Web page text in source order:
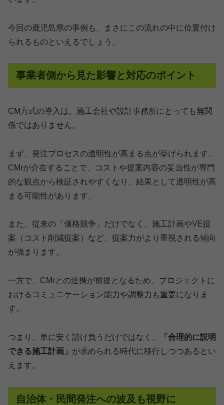
今回の鹿児島県の事例も、まさにこの流れの中に位置付け
られるものといえるでしょう。
事業者側から見た影響と対応のポイント
CM方式の導入は、施工会社や設計事務所にとっても無関
係ではありません。
まず、発注プロセスの透明性が高まる点が挙げられます。
CMrが介在することで、コストや提案内容の妥当性が専門
的な観点から検証されやすくなり、結果として透明性が高
まる可能性があります。
また、従来の「価格競争」だけでなく、施工計画やVE提
案（コスト削減提案）など、提案力がより重視される傾向
が強まります。
一方で、CMrとの連携が前提となるため、プロジェクトに
おけるコミュニケーション能力や調整力も重要になりま
す。
つまり、単に安く請け負うだけではなく、
「合理的に説明
できる施工計画」 が求められる時代に移行しつつあるとい
えます。
自治体・民間発注への波及も視野に